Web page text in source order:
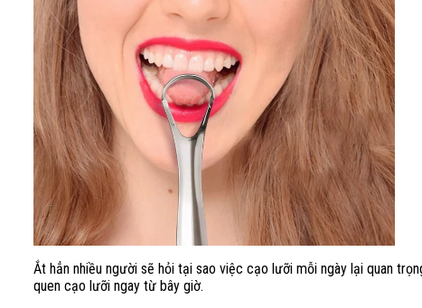
Ắt hẳn nhiều người sẽ hỏi tại sao việc cạo lưỡi mỗi ngày lại quan
quen cạo lưỡi ngay từ bây giờ.